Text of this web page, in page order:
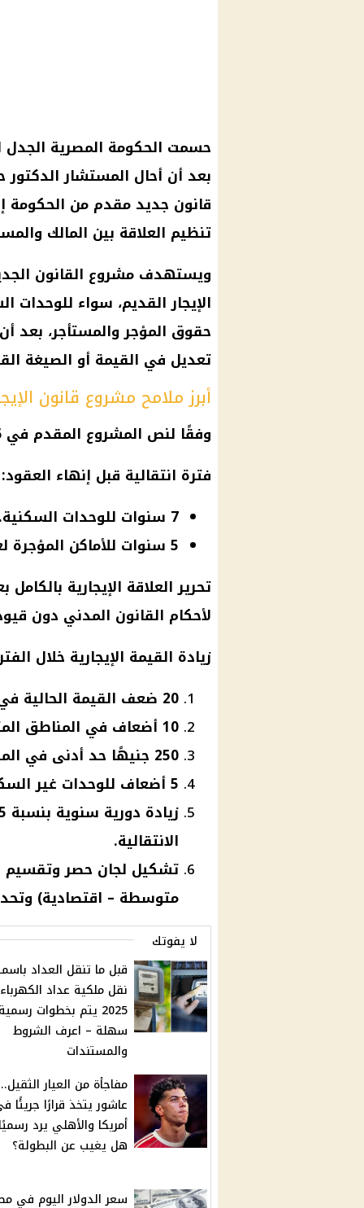
حسمت الحكومة المصرية الجدل
بعد أن أحال المستشار
قانون جديد مقدم من الحكومة
تنظيم العلاقة بين المالك
ويستهدف مشروع القانون
الإيجار القديم، سواء للوحدات
حقوق المؤجر والمستأجر، بعد
تعديل في القيمة أو الصيغة
أبرز ملامح مشروع قانون
وفقًا لنص المشروع المقدم في 16 يونيو 2025، جاءت أبرز البنود كالتالي:
فترة انتقالية قبل إنهاء العقود:
7 سنوات للوحدات السكنية.
5 سنوات للأماكن المؤجرة لغير غرض السكنى للأشخاص الطبيعيين.
تحرير العلاقة الإيجارية
لأحكام القانون المدني دون
زيادة القيمة الإيجارية خلال
20 ضعف القيمة الحالية في المناطق المتميزة (حد أدنى 1000 جنيه).
10 أضعاف في المناطق المتوسطة (حد أدنى 400 جنيه).
250 جنيهًا حد أدنى في المناطق الاقتصادية.
5 أضعاف للوحدات غير السكنية.
الانتقالية.
تشكيل لجان حصر وتقسيم
متوسطة – اقتصادية)
لا يفوتك
قبل ما تنقل العداد
نقل ملكية عداد
2025 يتم بخطوات
سهلة – اعرف الشروط
والمستندات
مفاجأة من العيار
عاشور يتخذ قرارًا جريئًا
أمريكا والأهلي يرد
هل يغيب عن البطولة؟